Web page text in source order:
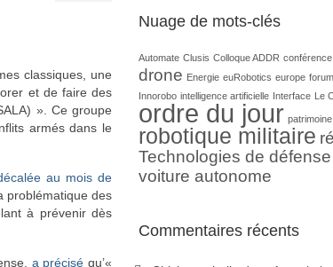
classiques, une
et de faire des
». Ce groupe
armés dans le
au mois de
problématique des
à prévenir dès
a précisé qu’«
Nuage de mots-clés
Automate Clusis Colloque ADDR conférence
drone Energie euRobotics europe forum
Innorobo intelligence artificielle Interface Le
ordre du jour patrimoine
robotique militaire
Technologies de défense
voiture autonome
Commentaires récents